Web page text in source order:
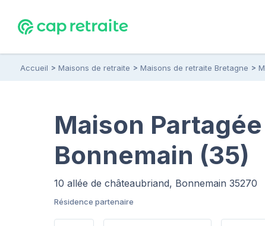
Accueil Maisons de retraite Maisons de retraite Bretagne
Maison
Bonnemain (35)
10 allée de châteaubriand, Bonnemain 35270
Résidence partenaire